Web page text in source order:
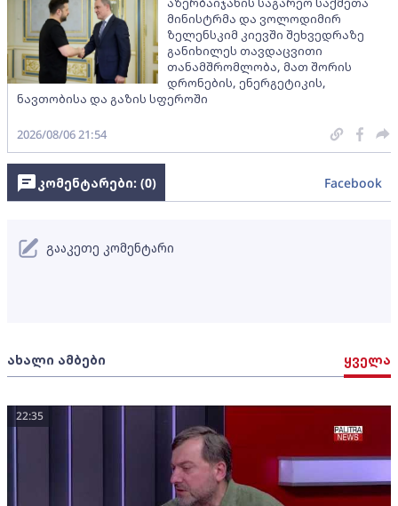
მინისტრმა და ვოლოდიმირ
ზელენსკიმ კიევში შეხვედრაზე
განიხილეს თავდაცვითი
თანამშრომლობა, მათ შორის
დრონების, ენერგეტიკის,
ნავთობისა და გაზის სფეროში
2026/08/06 21:54
ახალი ამბები ყველა
22:35
კომენტარები: (0) Facebook
გააკეთე კომენტარი